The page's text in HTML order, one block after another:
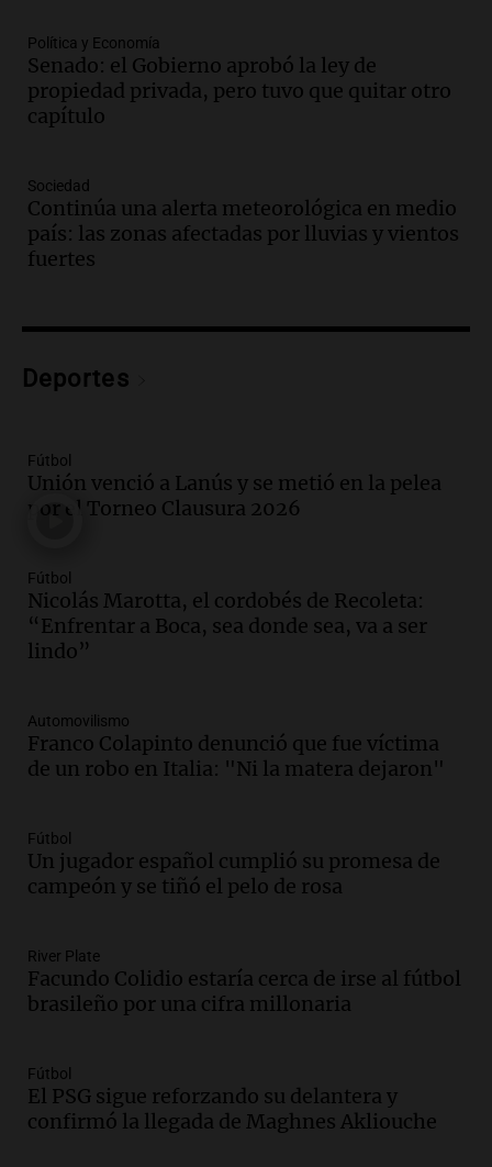
en Córdoba: casi 1.500 llamados por
incidentes
Noticias
Episodios
mientras el gobierno lucha por avanzar
en el Senado
Noticias
que se avecina"
Episodios
intensos debates y protestas en
Argentina
Noticias
ciudad
Noticias
Episodios
celebración de San Cayetano en Rosario
Noticias Rosario
Episodios
estatal: la SENAF asegura que se enteró
por los medios
Radioinforme 3
nueva tarifa del 2,3% activa desde el 9
de julio de 2026
Panorama Federal
Audio.
casi 1.500 llamados por fuertes vientos
de hasta 90 km/h
Política y Economía
Senado: el Gobierno aprobó la ley de
propiedad privada, pero tuvo que quitar otro
capítulo
Sociedad
Continúa una alerta meteorológica en medio
país: las zonas afectadas por lluvias y vientos
fuertes
Deportes
Fútbol
Unión venció a Lanús y se metió en la pelea
por el Torneo Clausura 2026
Fútbol
Nicolás Marotta, el cordobés de Recoleta:
“Enfrentar a Boca, sea donde sea, va a ser
lindo”
Automovilismo
Franco Colapinto denunció que fue víctima
de un robo en Italia: "Ni la matera dejaron"
Fútbol
Un jugador español cumplió su promesa de
campeón y se tiñó el pelo de rosa
River Plate
Facundo Colidio estaría cerca de irse al fútbol
brasileño por una cifra millonaria
Fútbol
El PSG sigue reforzando su delantera y
confirmó la llegada de Maghnes Akliouche